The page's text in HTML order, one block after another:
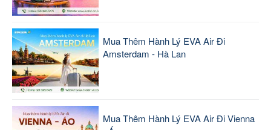
Mua Thêm Hành Lý EVA Air Đi
Amsterdam - Hà Lan
Mua Thêm Hành Lý EVA Air Đi Vienna